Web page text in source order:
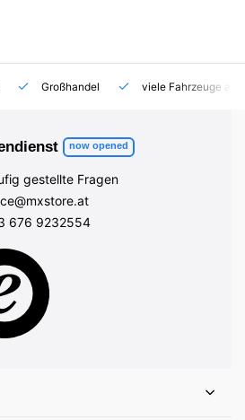
Großhandel viele Fahrzeuge auf
now opened
gestellte Fragen
676 9232554